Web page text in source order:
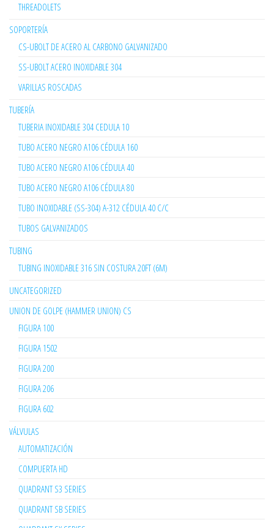
THREADOLETS
SOPORTERÍA
CS-UBOLT DE ACERO AL CARBONO GALVANIZADO
SS-UBOLT ACERO INOXIDABLE 304
VARILLAS ROSCADAS
TUBERÍA
TUBERIA INOXIDABLE 304 CEDULA 10
TUBO ACERO NEGRO A106 CÉDULA 160
TUBO ACERO NEGRO A106 CÉDULA 40
TUBO ACERO NEGRO A106 CÉDULA 80
TUBO INOXIDABLE (SS-304) A-312 CÉDULA 40 C/C
TUBOS GALVANIZADOS
TUBING
TUBING INOXIDABLE 316 SIN COSTURA 20FT (6M)
UNCATEGORIZED
UNION DE GOLPE (HAMMER UNION) CS
FIGURA 100
FIGURA 1502
FIGURA 200
FIGURA 206
FIGURA 602
VÁLVULAS
AUTOMATIZACIÓN
COMPUERTA HD
QUADRANT S3 SERIES
QUADRANT SB SERIES